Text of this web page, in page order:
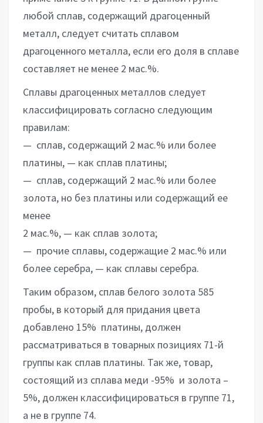
любой сплав, содержащий драгоценный
металл, следует считать сплавом
драгоценного металла, если его доля в сплаве
составляет не менее 2 мас.%.
Сплавы драгоценных металлов следует
классифицировать согласно следующим
правилам:
— сплав, содержащий 2 мас.% или более
платины, — как сплав платины;
— сплав, содержащий 2 мас.% или более
золота, но без платины или содержащий ее
менее
2 мас.%, — как сплав золота;
— прочие сплавы, содержащие 2 мас.% или
более серебра, — как сплавы серебра.
Таким образом, сплав белого золота 585
пробы, в который для придания цвета
добавлено 15% платины, должен
рассматриваться в товарных позициях 71-й
группы как сплав платины. Так же, товар,
состоящий из сплава меди -95% и золота –
5%, должен классифицироваться в группе 71,
а не в группе 74.